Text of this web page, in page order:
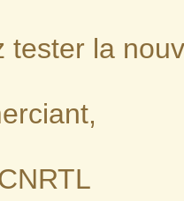
tester la